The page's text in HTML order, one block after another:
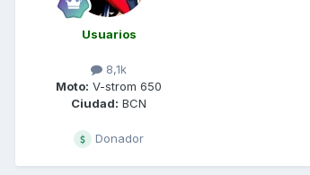
Usuarios
8,1k
Moto: V-strom 650
Ciudad: BCN
Donador